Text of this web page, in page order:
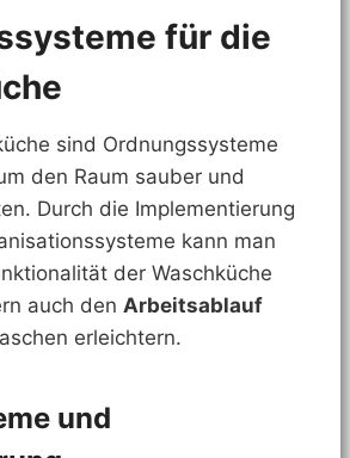
für die
sind Ordnungssysteme
den Raum sauber und
Durch die Implementierung
kann man
der Waschküche
auch den Arbeitsablauf
erleichtern.
und